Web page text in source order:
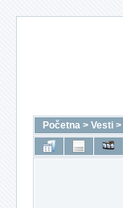
Početna > Vesti >